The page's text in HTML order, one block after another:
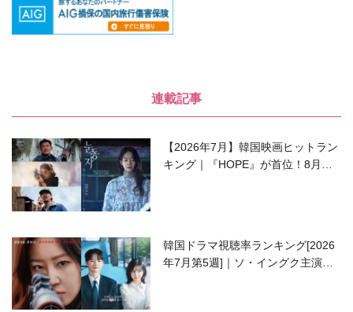
連載記事
【2026年7月】韓国映画ヒットラン
キング｜『HOPE』が首位！8月公
韓国ドラマ視聴率ランキング[2026
年7月第5週]｜ソ・イングク主演の